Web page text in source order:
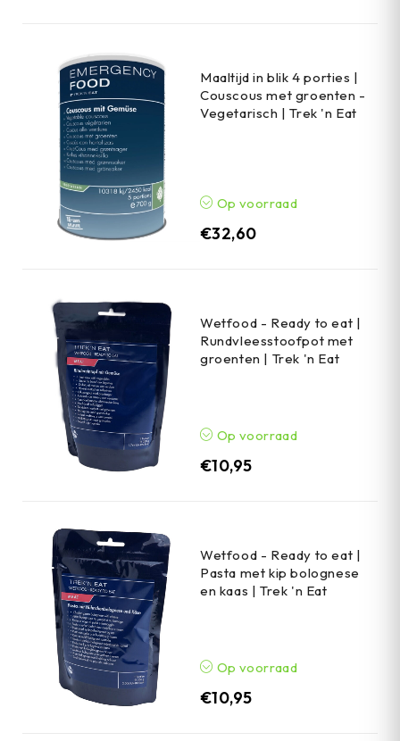
Maaltijd in blik 4 porties |
Couscous met groenten -
Vegetarisch | Trek 'n Eat
Op voorraad
€32,60
Wetfood - Ready to eat |
Rundvleesstoofpot met
groenten | Trek 'n Eat
Op voorraad
€10,95
Wetfood - Ready to eat |
Pasta met kip bolognese
en kaas | Trek 'n Eat
Op voorraad
€10,95